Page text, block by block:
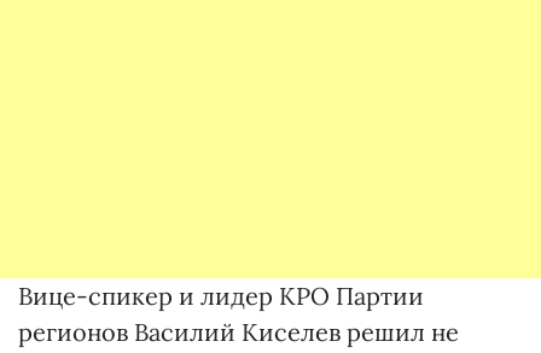
Вице-спикер и лидер КРО Партии
регионов Василий Киселев решил не